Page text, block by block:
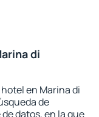
di
en Marina di
de
datos, en la que